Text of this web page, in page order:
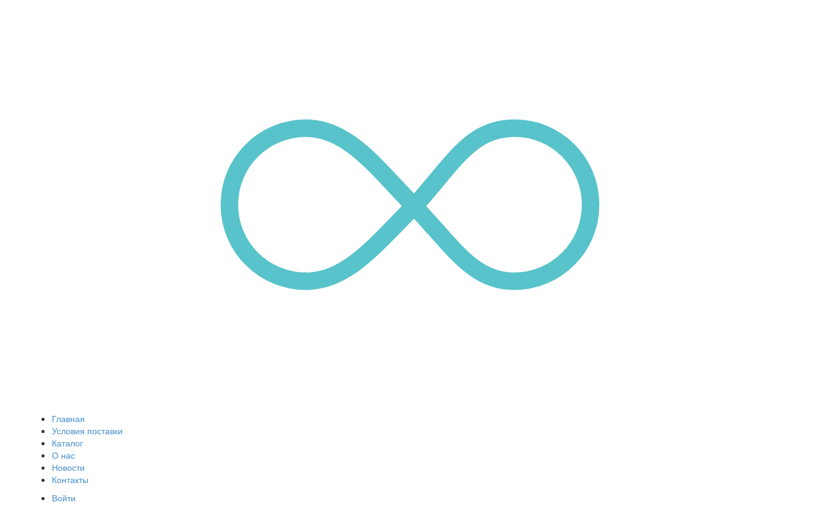
Главная
Условия поставки
Каталог
О нас
Новости
Контакты
Войти